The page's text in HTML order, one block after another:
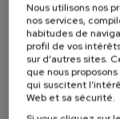
Professionnels
Collaborateurs
Nous utilisons nos
nos services,
habitudes de
profil de vos
sur d’autres sites.
que nous
qui suscitent
Web et sa sécurité.